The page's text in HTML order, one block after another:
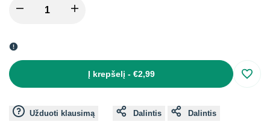
I18n
Missing
value
I18n
Į krepšelį - €2,99
Užduoti klausimą Dalintis Dalintis